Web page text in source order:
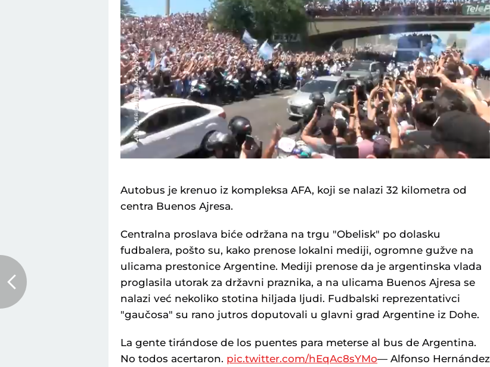
Loaded:
23.49%
Autobus je krenuo iz kompleksa AFA, koji se nalazi 32 kilometra od
centra Buenos Ajresa.
Centralna proslava biće održana na trgu "Obelisk" po dolasku
fudbalera, pošto su, kako prenose lokalni mediji, ogromne gužve na
ulicama prestonice Argentine. Mediji prenose da je argentinska vlada
proglasila utorak za državni praznika, a na ulicama Buenos Ajresa se
nalazi već nekoliko stotina hiljada ljudi. Fudbalski reprezentativci
"gaučosa" su rano jutros doputovali u glavni grad Argentine iz Dohe.
La gente tirándose de los puentes para meterse al bus de Argentina.
No todos acertaron. pic.twitter.com/hEqAc8sYMo— Alfonso Hernández